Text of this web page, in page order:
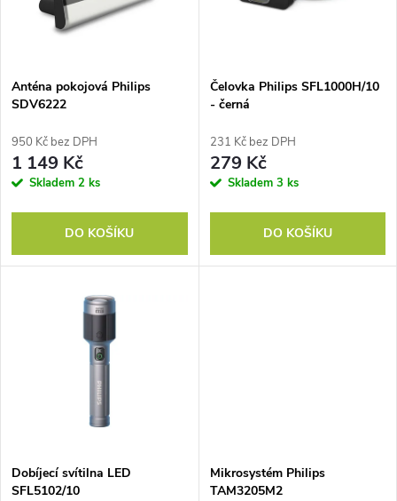
p
r
o
u
s
p
r
o
d
Anténa pokojová Philips
SDV6222
950 Kč bez DPH
1 149 Kč
Skladem 2 ks
DO KOŠÍKU
Čelovka Philips SFL1000H/10
- černá
231 Kč bez DPH
279 Kč
Skladem 3 ks
DO KOŠÍKU
Dobíjecí svítilna LED
SFL5102/10
Mikrosystém Philips
TAM3205M2